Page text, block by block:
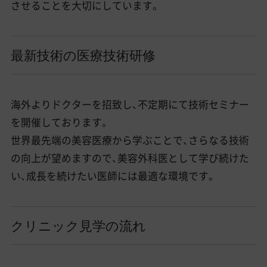
させることを大切にしています。
最新技術の医療技術研修
海外よりドクターを招致し、不定期にて技術セミナー
を開催しております。
世界最先端の美容医療から学ぶことで、さらなる技術
の向上が望めますので、美容外科医として学び続けた
い、成長を続けたい医師には最適な環境です。
クリニック見学の流れ